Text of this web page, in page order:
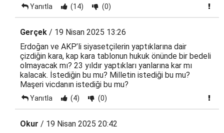
Yanıtla (14) (0)
Gerçek / 19 Nisan 2025 13:26
Erdoğan ve AKP’li siyasetçilerin yaptıklarına dair
çizdiğin kara, kap kara tablonun hukuk önünde bir bedeli
olmayacak mı? 23 yıldır yaptıkları yanlarına kar mı
kalacak. İstediğin bu mu? Milletin istediği bu mu?
Maşeri vicdanın istediği bu mu?
Yanıtla (4) (0)
Okur / 19 Nisan 2025 20:42